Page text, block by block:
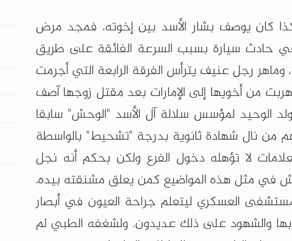
كان يوصف بشار الأسد بين إخوته، فمجد مرض
حادث سيارة بسبب السرعة الفائقة على طريق
رجل عنيف يترأس الفرقة الرابعة التي أجرمت
من أخويها إلى الإمارات بعد مقتل زوجها آصف
الوحيد لمؤسس سلالة آل الأسد "الوحش" سابقا
من نال شهادة ثانوية بدرجة "تشحيط" بالواسطة
لا تؤهله دخول الفرع ولكن بحكم أنه نجل
في مثل هذه المواضيع كمن يعلق مشنقته بيده،
العسكري ليتعلم جراحة العيون في أبصار
والشهود على ذلك عديدون. ولشغفه الطبي لم